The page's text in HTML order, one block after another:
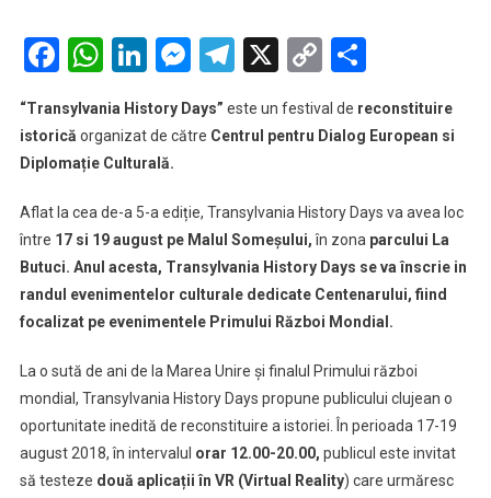
viața
din
la
Transylvania
History
Days
Facebook
WhatsApp
LinkedIn
Messenger
Telegram
X Copy
“Transylvania History Days” este un festival de reconstituire
istorică organizat de către Centrul pentru Dialog European si
Diplomație Culturală.
Aflat la cea de-a 5-a ediție, Transylvania History Days va avea loc
între 17 si 19 august pe Malul Someșului,în zonaparcului La
Butuci. Anul acesta, Transylvania History Days se va înscrie in
randul evenimentelor culturale dedicate Centenarului, fiind
focalizat pe evenimentele Primului Război Mondial.
La o sută de ani de la Marea Unire și finalul Primului război
mondial, Transylvania History Days propune publicului clujean o
oportunitate inedită de reconstituire a istoriei. În perioada 17-19
august 2018, în intervalul orar 12.00-20.00, publicul este invitat
să testeze două aplicații în VR (Virtual Reality) care urmăresc